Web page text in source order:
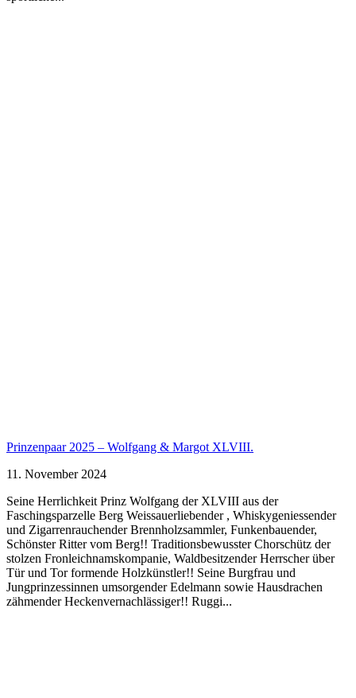
Prinzenpaar 2025 – Wolfgang & Margot XLVIII.
11. November 2024
Seine Herrlichkeit Prinz Wolfgang der XLVIII aus der
Faschingsparzelle Berg Weissauerliebender , Whiskygeniessender
und Zigarrenrauchender Brennholzsammler, Funkenbauender,
Schönster Ritter vom Berg!! Traditionsbewusster Chorschütz der
stolzen Fronleichnamskompanie, Waldbesitzender Herrscher über
Tür und Tor formende Holzkünstler!! Seine Burgfrau und
Jungprinzessinnen umsorgender Edelmann sowie Hausdrachen
zähmender Heckenvernachlässiger!! Ruggi...